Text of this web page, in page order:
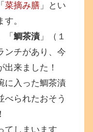
菜摘み膳 」とい
。
「鯛茶漬 」（１
ンチがあり、今
出来ました！
に入った鯛茶漬
べられたおそう
てしまいます